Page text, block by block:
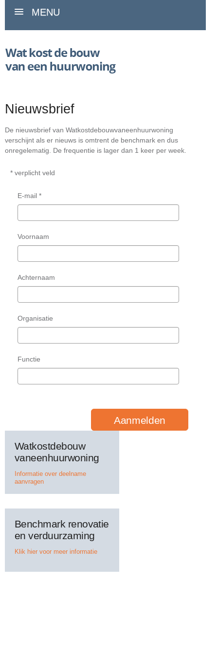
MENU
Nieuwsbrief
De nieuwsbrief van Watkostdebouwvaneenhuurwoning
verschijnt als er nieuws is omtrent de benchmark en dus
onregelematig. De frequentie is lager dan 1 keer per week.
* verplicht veld
E-mail*
Voornaam
Achternaam
Organisatie
Functie
Watkostdebouw
vaneenhuurwoning
Informatie over deelname
aanvragen
Benchmark renovatie
en verduurzaming
Klik hier voor meer informatie